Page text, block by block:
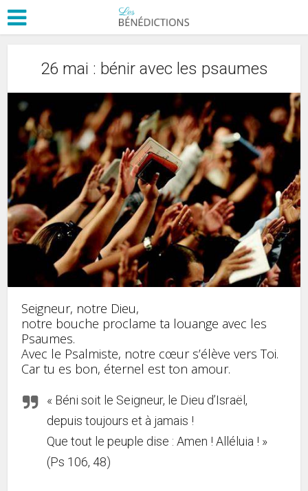
26 mai : bénir avec les psaumes
Seigneur, notre Dieu,
notre bouche proclame ta louange avec les
Psaumes.
Avec le Psalmiste, notre cœur s’élève vers Toi.
Car tu es bon, éternel est ton amour.
« Béni soit le Seigneur, le Dieu d’Israël,
depuis toujours et à jamais !
Que tout le peuple dise : Amen ! Alléluia ! »
(Ps 106, 48)